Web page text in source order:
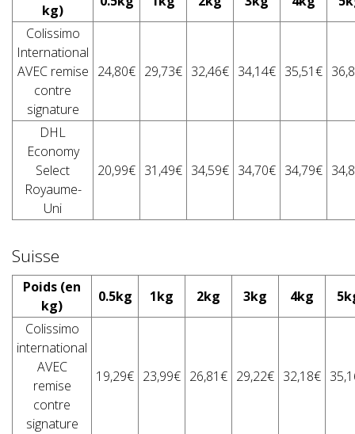
kg)
Colissimo
International
AVEC remise
contre
signature
24,80€ 29,73€ 32,46€ 34,14€ 35,51€
DHL
Economy
Select
Royaume-
Uni
20,99€ 31,49€ 34,59€ 34,70€ 34,79€
Suisse
Poids (en
kg)
0.5kg 1kg 2kg 3kg 4kg
Colissimo
international
AVEC
remise
contre
signature
19,29€ 23,99€ 26,81€ 29,22€ 32,18€